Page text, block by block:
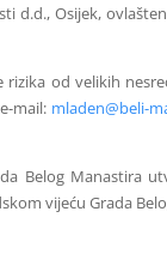
d.d., Osijek,
od velikih
mail: mladen@beli-
Belog Manastira
vijeću Grada